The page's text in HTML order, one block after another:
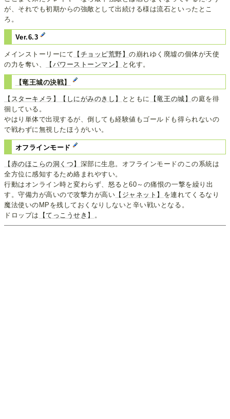
が、それでも初期からの強敵として出続ける様は流石といったとこ
ろ。
Ver.6.3
メインストーリーにて 【チョッピ荒野】の崩れゆく廃墟の個体が天使
の力を奪い、
【パワーストーンマン】 と化す。
【竜王城の決戦】
【スターキメラ】 【しにがみのきし】 とともに 【竜王の城】の庭を徘
徊している。
やはり単体で出現するが、倒しても経験値もゴールドも得られないの
で戦わずに無視したほうがいい。
オフラインモード
【赤のほこらの洞くつ】 深部に生息。オフラインモードのこの系統は
全方位に感知するため絡まれやすい。
行動はオンライン時と変わらず、怒ると60～の痛恨の一撃を繰り出
す。守備力が高いので攻撃力が高い 【ジャネット】 を連れてくるなり
魔法使いのMPを残しておくなりしないと辛い戦いとなる。
ドロップは
【てっこうせき】 。